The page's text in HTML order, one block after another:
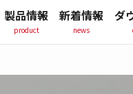
製品情報
product
新着情報
news
ダ